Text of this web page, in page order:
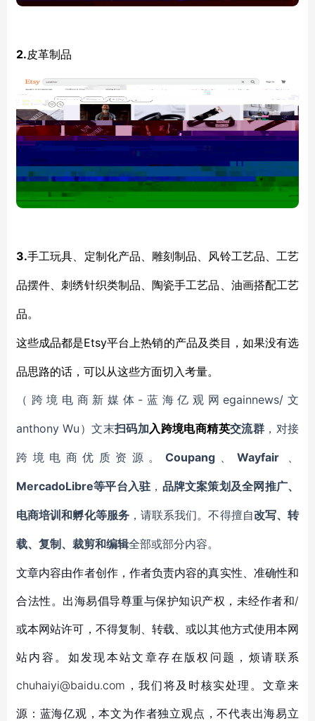
2.皮革制品
3.手工玩具、定制化产品、雕刻制品、风铃工艺品、工艺
品摆件、刺绣针织类制品、陶瓷手工艺品、油画搭配工艺
品。
这些成品都是Etsy平台上热销的产品及类目，如果没有选
品思路的话，可以从这些方面切入考量。
（跨境电商新媒体 -蓝海亿观网egainnews/文
anthony Wu ）文末扫码加 入 跨境电商精英交流群 ，对接
跨境电商优质资源。 Coupang、 Wayfair
MercadoLibre等平台入驻 ， 品牌文案策划及全网推广、
电商培训和孵化等服务，请联系我们。不得擅自改写、转
载、复制、裁剪和编辑全部或部分内容。
文章内容由作者创作，作者负责内容的真实性、准确性和
合法性。出海易倡导尊重与保护知识产权，未经作者和/
或本网站许可，不得复制、转载、或以其他方式使用本网
站内容。如发现本站文章存在版权问题，烦请联系
chuhaiyi@baidu.com，我们将及时核实处理。文章来
源：蓝海亿观，本文为作者独立观点，不代表出海易立